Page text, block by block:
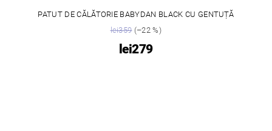
PATUT DE CĂLĂTORIE BABYDAN BLACK CU GENTUȚĂ
lei359(–22 %)
lei279